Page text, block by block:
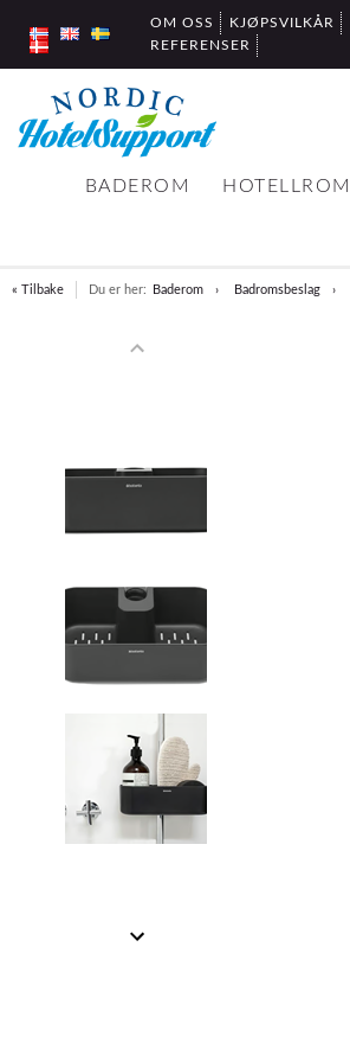
OM OSS KJØPSVILKÅR
REFERENSER
BADEROM HOTELLROM
« Tilbake Du er her: Baderom Badromsbeslag